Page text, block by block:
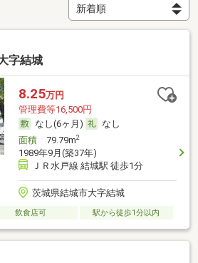
字結城
8.25万円
管理費等16,500円
なし(6ヶ月)
なし
面積79.79m2
1989年9月(築37年)
ＪＲ水戸線 結城駅 徒歩1分
茨城県結城市大字結城
飲食店可 駅から徒歩1分以内